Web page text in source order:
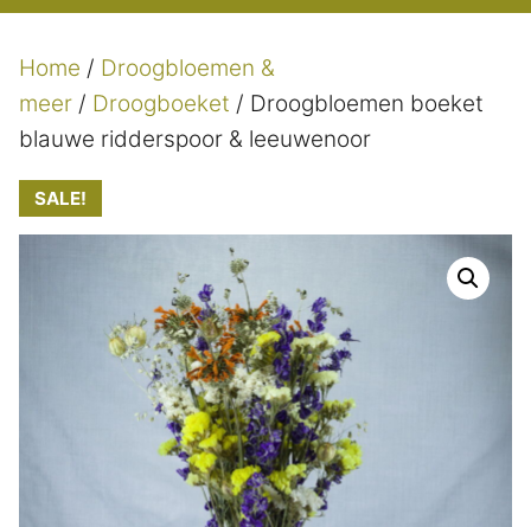
Home / Droogbloemen &
meer / Droogboeket / Droogbloemen boeket
blauwe ridderspoor & leeuwenoor
SALE!